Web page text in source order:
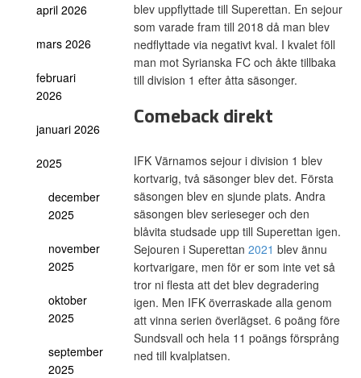
april 2026
mars 2026
februari
2026
januari 2026
2025
december
2025
november
2025
oktober
2025
september
2025
blev uppflyttade till Superettan. En sejour
som varade fram till 2018 då man blev
nedflyttade via negativt kval. I kvalet föll
man mot Syrianska FC och åkte tillbaka
till division 1 efter åtta säsonger.
Comeback direkt
IFK Värnamos sejour i division 1 blev
kortvarig, två säsonger blev det. Första
säsongen blev en sjunde plats. Andra
säsongen blev serieseger och den
blåvita studsade upp till Superettan igen.
Sejouren i Superettan 2021 blev ännu
kortvarigare, men för er som inte vet så
tror ni flesta att det blev degradering
igen. Men IFK överraskade alla genom
att vinna serien överlägset. 6 poäng före
Sundsvall och hela 11 poängs försprång
ned till kvalplatsen.